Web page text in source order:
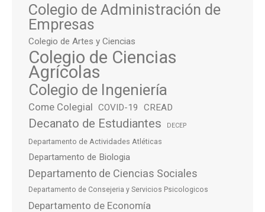
Colegio de Administración de
Empresas
Colegio de Artes y Ciencias
Colegio de Ciencias
Agrícolas
Colegio de Ingeniería
Come Colegial COVID-19 CREAD
Decanato de Estudiantes DECEP
Departamento de Actividades Atléticas
Departamento de Biologia
Departamento de Ciencias Sociales
Departamento de Consejeria y Servicios Psicologicos
Departamento de Economía